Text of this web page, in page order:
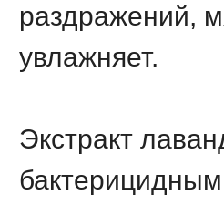
раздражений,
увлажняет.
Экстракт